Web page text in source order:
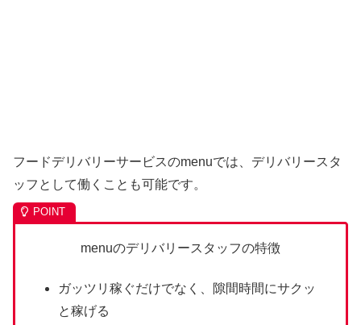
フードデリバリーサービスのmenuでは、デリバリースタ
ッフとして働くことも可能です。
menuのデリバリースタッフの特徴
ガッツリ稼ぐだけでなく、隙間時間にサクッ
と稼げる